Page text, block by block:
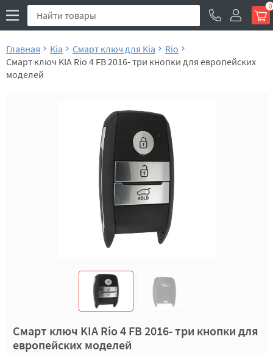
0
Главная Kia Смарт ключ для Kia
Rio
Смарт ключ KIA Rio 4 FB 2016- три кнопки для европейских
моделей
Смарт ключ KIA Rio 4 FB 2016- три кнопки для
европейских моделей